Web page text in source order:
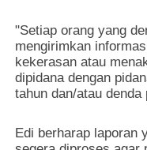
"Setiap orang yang
mengirimkan
kekerasan atau
dipidana dengan
tahun dan/atau
Edi berharap laporan